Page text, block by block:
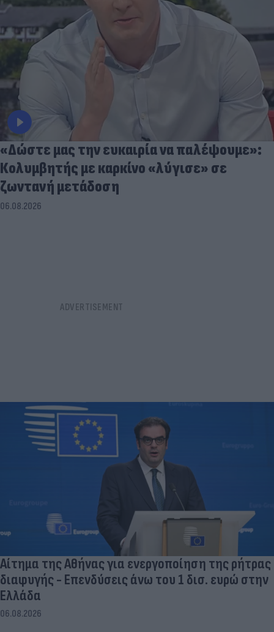
«Δώστε μας την ευκαιρία να παλέψουμε»:
Κολυμβητής με καρκίνο «λύγισε» σε
ζωντανή μετάδοση
06.08.2026
Αίτημα της Αθήνας για ενεργοποίηση της ρήτρας
διαφυγής - Επενδύσεις άνω του 1 δισ. ευρώ στην
Ελλάδα
06.08.2026